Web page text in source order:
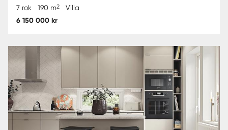
7 rok 190 m2 Villa
6 150 000 kr